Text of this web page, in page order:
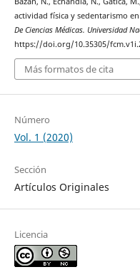
actividad física y sedentarismo
De Ciencias Médicas. Universidad
https://doi.org/10.35305/
Más formatos de cita
Número
Vol. 1 (2020)
Sección
Artículos Originales
Licencia